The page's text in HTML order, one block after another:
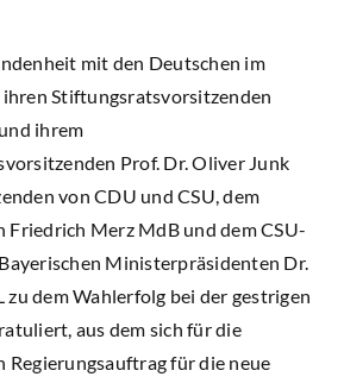
mit den Deutschen im
Stiftungsratsvorsitzenden
ihrem
Prof. Dr. Oliver Junk
von CDU und CSU, dem
Friedrich Merz MdB und dem CSU-
Ministerpräsidenten Dr.
zu dem Wahlerfolg bei der gestrigen
aus dem sich für die
Regierungsauftrag für die neue